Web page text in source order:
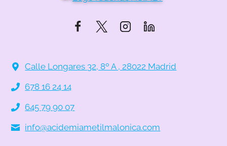
Calle Longares 32, 8º A , 28022 Madrid
678 16 24 14
645 79 90 07
info@acidemiametilmalonica.com